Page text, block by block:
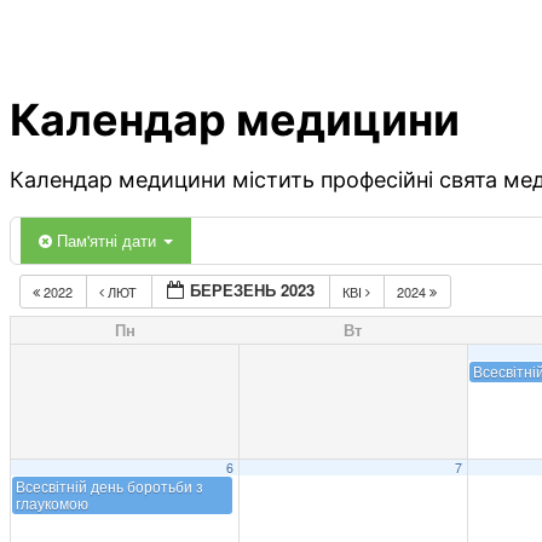
Календар медицини
Календар медицини містить професійні свята
Пам'ятні дати
2022 ЛЮТ БЕРЕЗЕНЬ 2023 КВІ 2024
Пн Вт
6
Всесвітній день боротьби з
глаукомою
7